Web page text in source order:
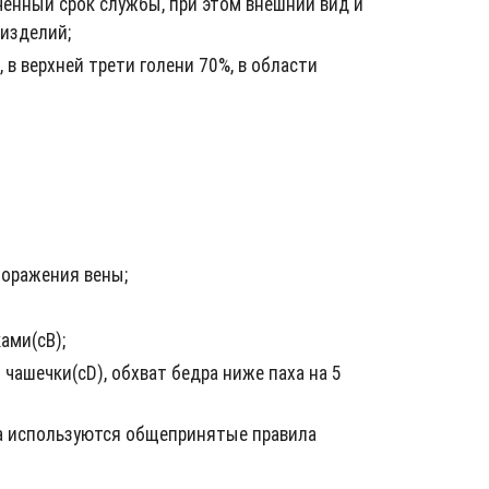
верхней трети голени 70%, в области
вены;
обхват бедра ниже паха на 5
используются общепринятые правила